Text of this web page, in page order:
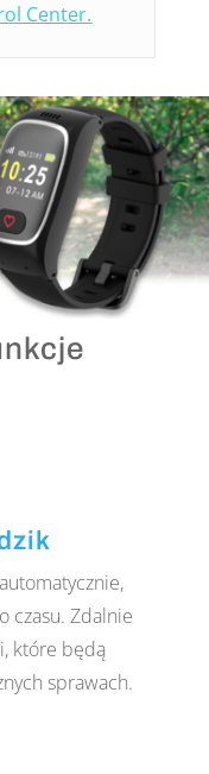
Center.
czasu. Zdalnie
które będą
sprawach.